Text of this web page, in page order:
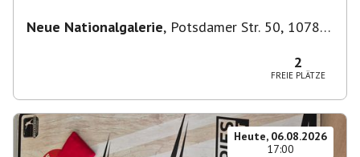
Neue Nationalgalerie, Potsdamer Str. 50, 10785
2
FREIE PLÄTZE
Heute, 06.08.2026
17:00